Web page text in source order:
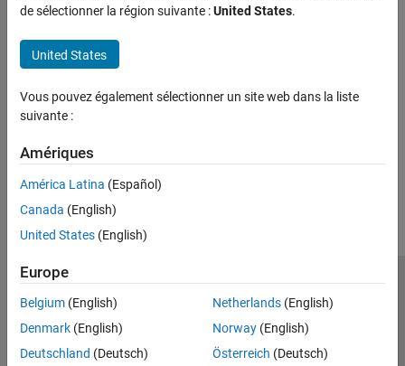
de sélectionner la région suivante :United States.
United States
Vous pouvez également sélectionner un site web dans la liste
suivante :
Amériques
América Latina (Español)
Canada (English)
United States (English)
Europe
Belgium (English)
Denmark (English)
Deutschland (Deutsch)
Netherlands(English)
Norway(English)
Österreich (Deutsch)
Lutte anti-piratage
Contacts locaux
© 1994-2026 The MathWorks, Inc.